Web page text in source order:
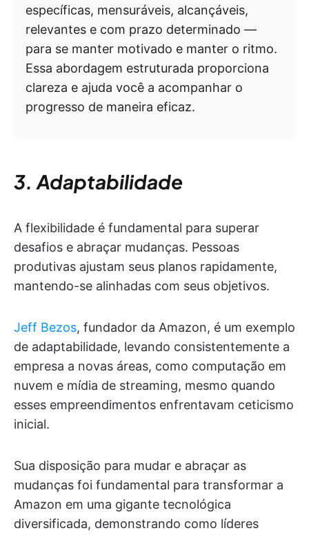
específicas, mensuráveis, alcançáveis,
relevantes e com prazo determinado —
para se manter motivado e manter o ritmo.
Essa abordagem estruturada proporciona
clareza e ajuda você a acompanhar o
progresso de maneira eficaz.
3. Adaptabilidade
A flexibilidade é fundamental para superar
desafios e abraçar mudanças. Pessoas
produtivas ajustam seus planos rapidamente,
mantendo-se alinhadas com seus objetivos.
Jeff Bezos, fundador da Amazon, é um exemplo
de adaptabilidade, levando consistentemente a
empresa a novas áreas, como computação em
nuvem e mídia de streaming, mesmo quando
esses empreendimentos enfrentavam ceticismo
inicial.
Sua disposição para mudar e abraçar as
mudanças foi fundamental para transformar a
Amazon em uma gigante tecnológica
diversificada, demonstrando como líderes